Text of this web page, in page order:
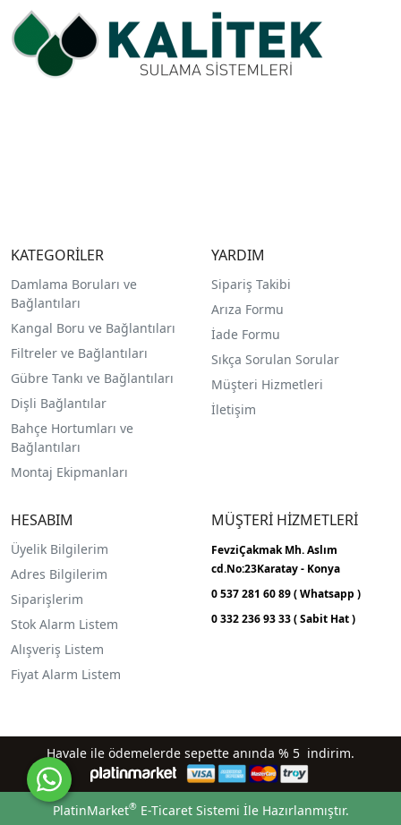
KATEGORİLER
Damlama Boruları ve
Bağlantıları
Kangal Boru ve Bağlantıları
Filtreler ve Bağlantıları
Gübre Tankı ve Bağlantıları
Dişli Bağlantılar
Bahçe Hortumları ve
Bağlantıları
Montaj Ekipmanları
YARDIM
Sipariş Takibi
Arıza Formu
İade Formu
Sıkça Sorulan Sorular
Müşteri Hizmetleri
İletişim
HESABIM
Üyelik Bilgilerim
Adres Bilgilerim
Siparişlerim
Stok Alarm Listem
Alışveriş Listem
Fiyat Alarm Listem
MÜŞTERİ HİZMETLERİ
FevziÇakmak Mh.Aslım
cd.No:23Karatay - Konya
0 537 281 60 89 ( Whatsapp )
0 332 236 93 33 ( Sabit Hat )
Havale ile ödemelerde sepette anında % 5 indirim.
PlatinMarket®E-Ticaret Sistemi İle Hazırlanmıştır.